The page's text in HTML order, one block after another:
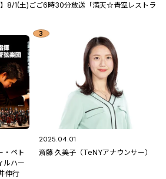
】8/1(土)ごご6時30分放送「満天☆青空レストラ
・ペト
ルハー
伸行
2025.04.01
斎藤 久美子（TeNYアナウンサー）